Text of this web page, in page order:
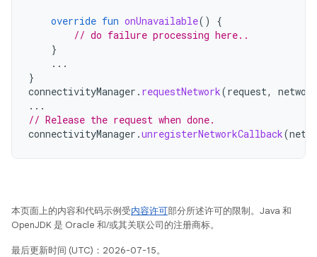
override fun onUnavailable()
{
// do failure processing here..
}
...
}
connectivityManager . requestNetwork(request,
...
// Release the request when done.
connectivityManager .unregisterNetworkCallback(
本页面上的内容和代码示例受内容许可部分所述许可的限制。Java 和
OpenJDK 是 Oracle 和/或其关联公司的注册商标。
最后更新时间 (UTC)：2026-07-15。